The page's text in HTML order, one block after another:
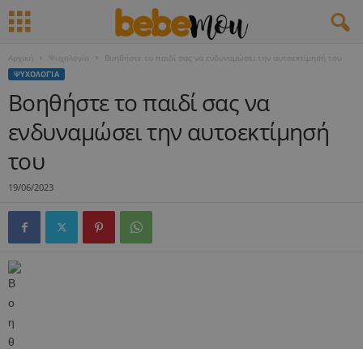
Αρχική Ψυχολογία Βοηθήστε το παιδί σας να ενδυναμώσει την αυτοεκτίμησή του
ΨΥΧΟΛΟΓΊΑ
Βοηθήστε το παιδί σας να
ενδυναμώσει την αυτοεκτίμησή
του
19/06/2023